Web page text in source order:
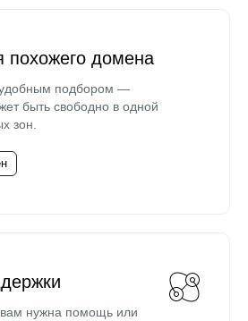
похожего домена
удобным подбором —
быть свободно в одной
зон.
нужна помощь или